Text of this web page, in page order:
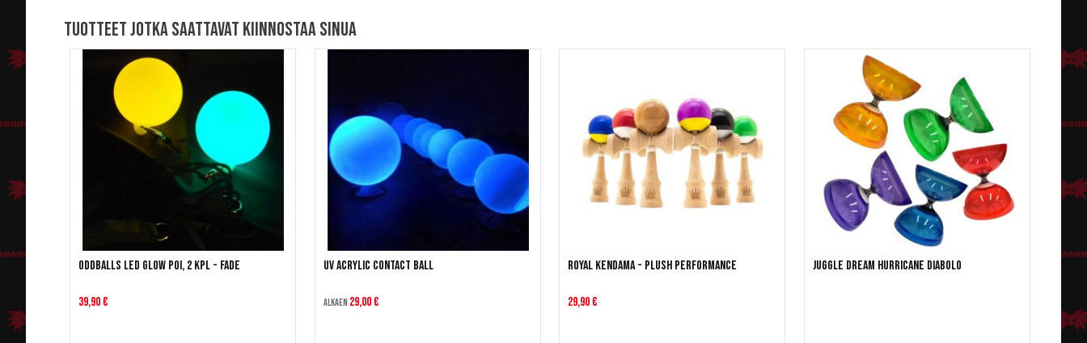
Tuotteet jotka saattavat kiinnostaa sinua
Oddballs LED Glow Poi, 2 kpl - FADE
39,90 €
UV Acrylic Contact Ball
Alkaen 29,00 €
Royal Kendama - Plush Performance
29,90 €
Juggle Dream Hurricane Diabolo